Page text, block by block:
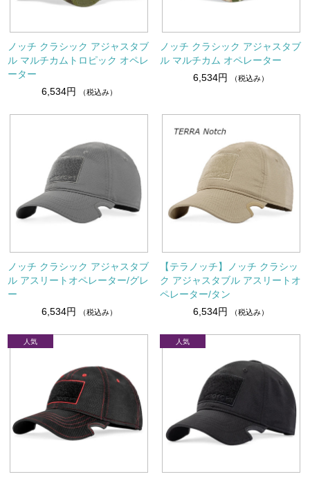
ノッチ クラシック アジャスタブ
ル マルチカムトロピック オペレ
ーター
6,534円
（税込み）
ノッチ クラシック アジャスタブ
ル マルチカム オペレーター
6,534円
（税込み）
ノッチ クラシック アジャスタブ
ル アスリートオペレーター/グレ
ー
6,534円
（税込み）
【テラノッチ】ノッチ クラシッ
ク アジャスタブル アスリートオ
ペレーター/タン
6,534円
（税込み）